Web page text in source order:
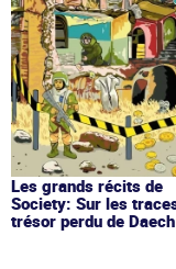
Les grands récits de
Society: Sur les
trésor perdu de Daech